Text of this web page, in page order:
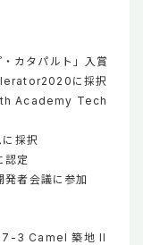
カタパルト」入賞
に採択
Academy Tech
採択
認定
者会議に参加
3 Camel 築地 II